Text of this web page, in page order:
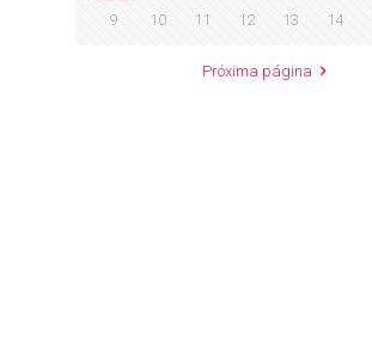
9 10 11 12 13 14
Próxima página